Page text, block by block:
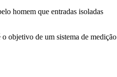
homem que entradas isoladas
o objetivo de um sistema de medição